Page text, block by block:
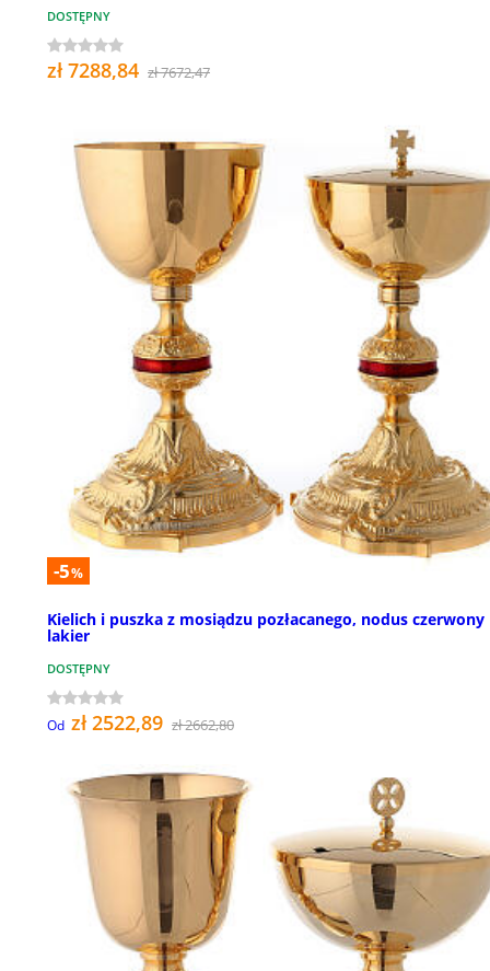
DOSTĘPNY
zł 7288,84 zł 7672,47
-5%
Kielich i puszka z mosiądzu pozłacanego, nodus czerwony
lakier
DOSTĘPNY
Od zł 2522,89 zł 2662,80